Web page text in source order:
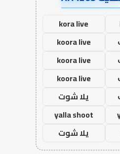
kora live
koora live
koora live
koora live
يلا شوت
yalla shoot
يلا شوت